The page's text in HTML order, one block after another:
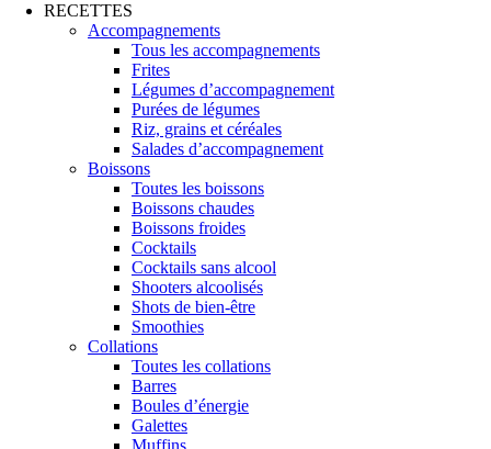
RECETTES
Accompagnements
Tous les accompagnements
Frites
Légumes d’accompagnement
Purées de légumes
Riz, grains et céréales
Salades d’accompagnement
Boissons
Toutes les boissons
Boissons chaudes
Boissons froides
Cocktails
Cocktails sans alcool
Shooters alcoolisés
Shots de bien-être
Smoothies
Collations
Toutes les collations
Barres
Boules d’énergie
Galettes
Muffins